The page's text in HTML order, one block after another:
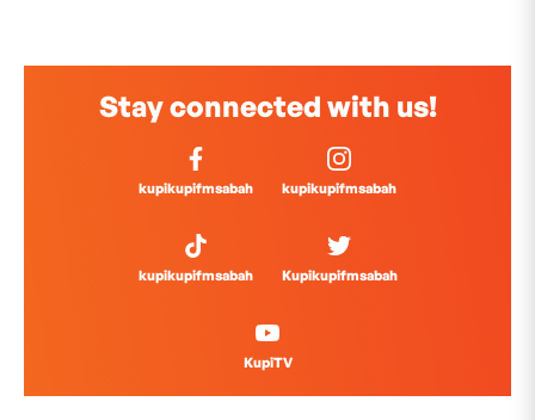
Stay connected with us!
kupikupifmsabah kupikupifmsabah
kupikupifmsabah Kupikupifmsabah
KupiTV